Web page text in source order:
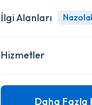
Ortaca
Pratisyen
Sertifikalı
İlgi Alanları
Acil doktorluğu
Hizmetler
Mezuniyet
Daha Fazla